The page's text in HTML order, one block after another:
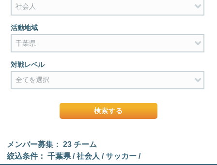
活動地域
対戦レベル
メンバー募集： 23 チーム
絞込条件： 千葉県 / 社会人 / サッカー /